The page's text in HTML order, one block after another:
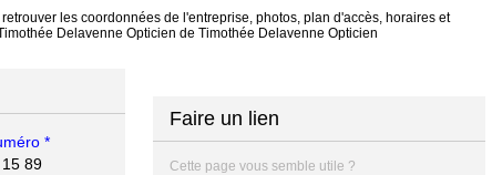
les coordonnées de l'entreprise, photos, plan d'accès, horaires et
Delavenne Opticien de Timothée Delavenne Opticien
*
89
Faire un lien
Cette page vous semble utile ?